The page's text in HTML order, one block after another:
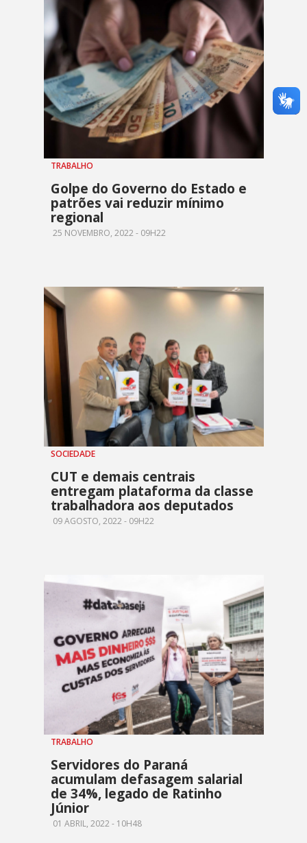
TRABALHO
Golpe do Governo do Estado e
patrões vai reduzir mínimo
regional
25 NOVEMBRO, 2022 - 09H22
SOCIEDADE
CUT e demais centrais
entregam plataforma da classe
trabalhadora aos deputados
09 AGOSTO, 2022 - 09H22
TRABALHO
Servidores do Paraná
acumulam defasagem salarial
de 34%, legado de Ratinho
Júnior
01 ABRIL, 2022 - 10H48